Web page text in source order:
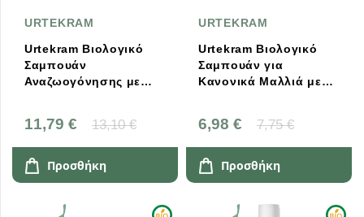
URTEKRAM
Urtekram Βιολογικό
Σαμπουάν
Αναζωογόνησης με
11,79 € 13,10 €
Προσθήκη
URTEKRAM
Urtekram Βιολογικό
Σαμπουάν για
Κανονικά Μαλλιά με
6,98 € 7,75 €
Προσθήκη